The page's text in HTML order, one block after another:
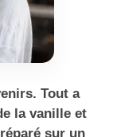
Tout a
la vanille et
sur un